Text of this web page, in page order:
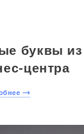
буквы
центра